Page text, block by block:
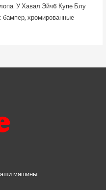
У Хавал Эйч6 Купе Блу
бампер, хромированные
машины